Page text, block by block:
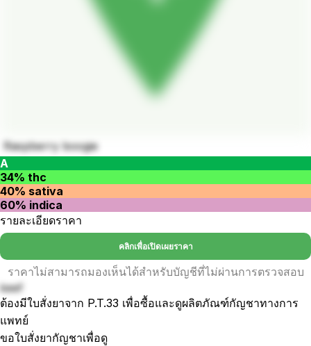
Raspberry boogie
A
34% thc
40% sativa
60% indica
รายละเอียดราคา
คลิกเพื่อเปิดเผยราคา
ราคาไม่สามารถมองเห็นได้สำหรับบัญชีที่ไม่ผ่านการตรวจสอบ
keef
ต้องมีใบสั่งยาจาก P.T.33 เพื่อซื้อและดูผลิตภัณฑ์กัญชาทางการ
แพทย์
ขอใบสั่งยากัญชาเพื่อดู